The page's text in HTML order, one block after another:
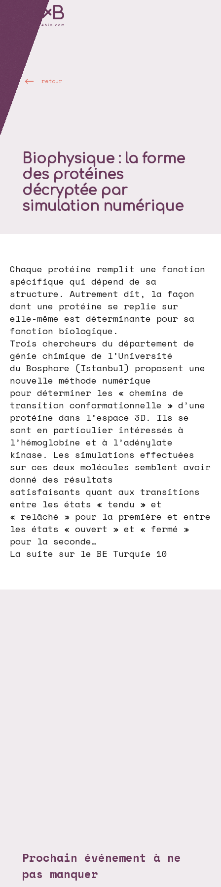
retour
Biophysique : la forme
des protéines
décryptée par
simulation numérique
Chaque protéine remplit une fonction
spécifique qui dépend de sa
structure. Autrement dit, la façon
dont une protéine se replie sur
elle-même est déterminante pour sa
fonction biologique.
Trois chercheurs du département de
génie chimique de l’Université
du Bosphore (Istanbul) proposent une
nouvelle méthode numérique
pour déterminer les « chemins de
transition conformationnelle » d’une
protéine dans l’espace 3D. Ils se
sont en particulier intéressés à
l’hémoglobine et à l’adénylate
kinase. Les simulations effectuées
sur ces deux molécules semblent avoir
donné des résultats
satisfaisants quant aux transitions
entre les états « tendu » et
« relâché » pour la première et entre
les états « ouvert » et « fermé »
pour la seconde…
La suite sur le BE Turquie 10
Prochain événement à ne
pas manquer